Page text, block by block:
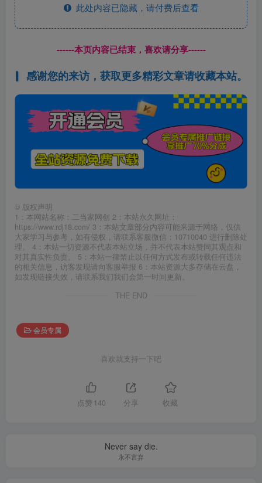
此处内容已隐藏，请付费后查看
------本页内容已结束，喜欢请分享------
感谢您的来访，获取更多精彩文章请收藏本站。
© 版权声明
1：本网站名称：二当家网创 2：本站永久网址：
https://www.rdj18.com/ 3：本站文章部分内容可能来源于网络，仅供
大家学习与参考，如有侵权，请联系客服微信：10710040 进行删除处
理。 4：本站一切资源不代表本站立场，并不代表本站赞同其观点和
对其真实性负责。 5：本站一律禁止以任何方式发布或转载任何违法
的相关信息，访客发现请向客服举报 6：本站资源大多存储在云盘，
如发现链接失效，请联系我们我们会第一时间更新。
THE END
会员专属
喜欢就支持一下吧
点赞 140 分享 收藏
Never say die.
永不言弃